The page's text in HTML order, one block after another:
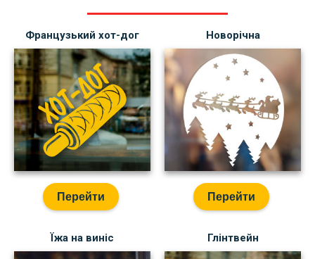
Французький хот-дог
Перейти
Новорічна
Перейти
Їжа на виніс Глінтвейн